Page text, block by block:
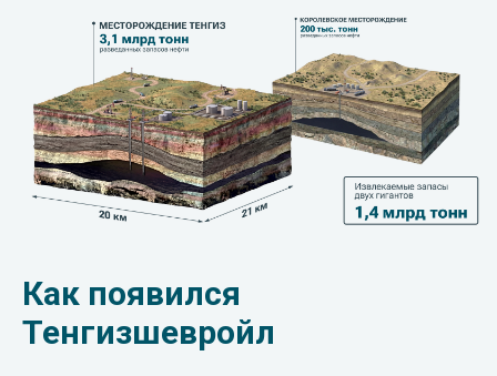
Как появился
Тенгизшевройл